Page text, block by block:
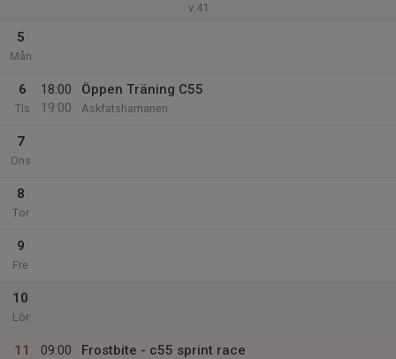
v.41
5
Mån
6
Tis
18:00
19:00
Öppen Träning C55
Askfatshamanen
7
Ons
8
Tor
9
Fre
10
Lör
11
09:00
Frostbite - c55 sprint race